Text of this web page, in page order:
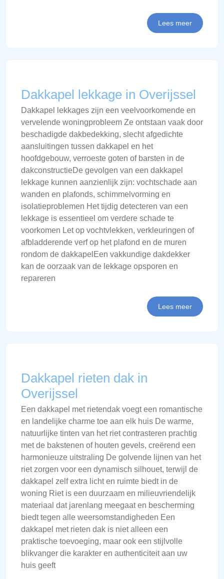
Lees meer
Dakkapel lekkage in Overijssel
Dakkapel lekkages zijn een veelvoorkomende en
vervelende woningprobleem Ze ontstaan vaak door
beschadigde dakbedekking, slecht afgedichte
aansluitingen tussen dakkapel en het
hoofdgebouw, verroeste goten of barsten in de
dakconstructieDe gevolgen van een dakkapel
lekkage kunnen aanzienlijk zijn: vochtschade aan
wanden en plafonds, schimmelvorming en
isolatieproblemen Het tijdig detecteren van een
lekkage is essentieel om verdere schade te
voorkomen Let op vochtvlekken, verkleuringen of
afbladderende verf op het plafond en de muren
rondom de dakkapelEen vakkundige dakdekker
kan de oorzaak van de lekkage opsporen en
repareren
Lees meer
Dakkapel rieten dak in
Overijssel
Een dakkapel met rietendak voegt een romantische
en landelijke charme toe aan elk huis De warme,
natuurlijke tinten van het riet contrasteren prachtig
met de bakstenen of houten gevels, creërend een
harmonieuze uitstraling De golvende lijnen van het
riet zorgen voor een dynamisch silhouet, terwijl de
dakkapel zelf extra licht en ruimte biedt in de
woning Riet is een duurzaam en milieuvriendelijk
materiaal dat jarenlang meegaat en bescherming
biedt tegen alle weersomstandigheden Een
dakkapel met rieten dak is niet alleen een
praktische toevoeging, maar ook een stijlvolle
blikvanger die karakter en authenticiteit aan uw
huis geeft